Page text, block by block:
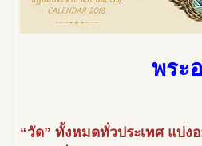
พระ
“วัด” ทั้งหมดทั่วประเทศ แบ่